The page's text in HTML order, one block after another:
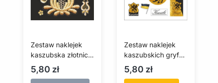
Zestaw naklejek
kaszubska złotnica
(czarna)
Cena
5,80 zł
Zestaw naklejek
kaszubskich gryf
(białe tło)
Cena
5,80 zł